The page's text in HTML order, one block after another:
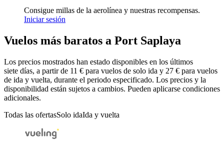
Consigue millas de la aerolínea y nuestras recompensas.
Iniciar sesión
Vuelos más baratos a Port Saplaya
Los precios mostrados han estado disponibles en los últimos
siete días, a partir de 11 € para vuelos de solo ida y 27 € para vuelos
de ida y vuelta, durante el periodo especificado. Los precios y la
disponibilidad están sujetos a cambios. Pueden aplicarse condiciones
adicionales.
Todas las ofertasSolo idaIda y vuelta